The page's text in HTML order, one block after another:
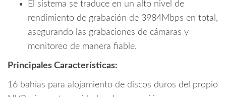
El sistema se traduce en un alto nivel de
rendimiento de grabación de 3984Mbps en total,
asegurando las grabaciones de cámaras y
monitoreo de manera fiable.
Principales Características:
16 bahías para alojamiento de discos duros del propio